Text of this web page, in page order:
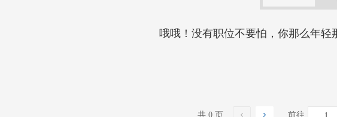
哦哦！没有职位不要怕，你那么年轻
共 0 页 前往